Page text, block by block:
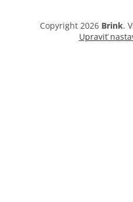
Copyright 2026 Brink.
Upraviť